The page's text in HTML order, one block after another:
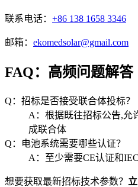
联系电话： +86 138 1658 3346
邮箱： ekomedsolar@gmail.com
FAQ：高频问题解答
Q：招标是否接受联合体投标？
A：根据既往招标公告,允
成联合体
Q：电池系统需要哪些认证？
A：至少需要CE认证和
想要获取最新招标技术参数？